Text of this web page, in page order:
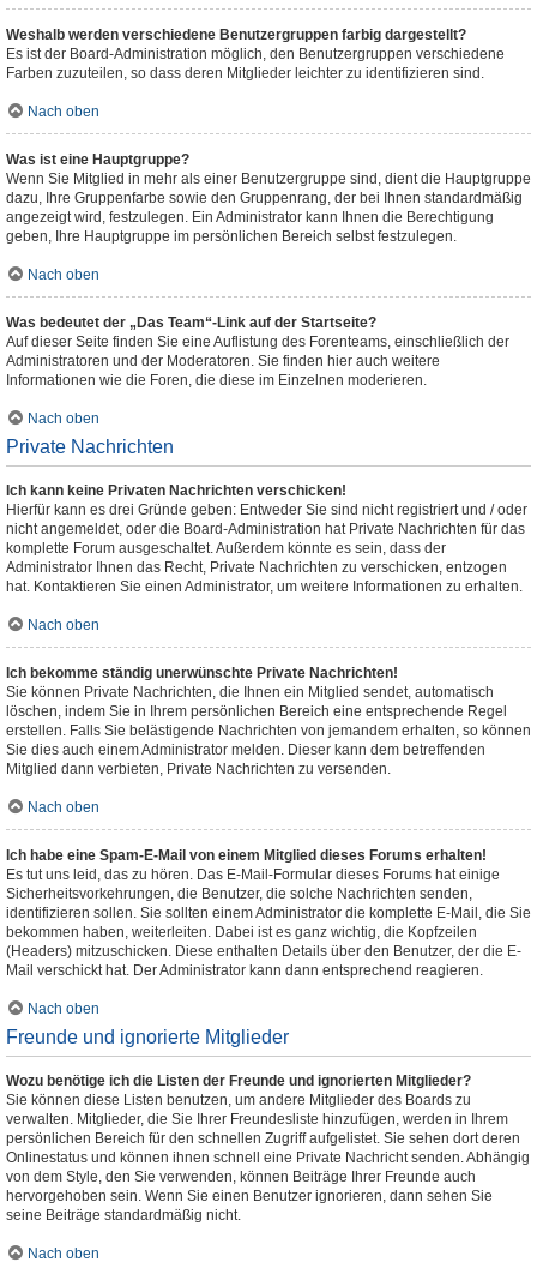
Weshalb werden verschiedene Benutzergruppen farbig dargestellt?
Es ist der Board-Administration möglich, den Benutzergruppen verschiedene
Farben zuzuteilen, so dass deren Mitglieder leichter zu identifizieren sind.
Nach oben
Was ist eine Hauptgruppe?
Wenn Sie Mitglied in mehr als einer Benutzergruppe sind, dient die Hauptgruppe
dazu, Ihre Gruppenfarbe sowie den Gruppenrang, der bei Ihnen standardmäßig
angezeigt wird, festzulegen. Ein Administrator kann Ihnen die Berechtigung
geben, Ihre Hauptgruppe im persönlichen Bereich selbst festzulegen.
Nach oben
Was bedeutet der „Das Team“-Link auf der Startseite?
Auf dieser Seite finden Sie eine Auflistung des Forenteams, einschließlich der
Administratoren und der Moderatoren. Sie finden hier auch weitere
Informationen wie die Foren, die diese im Einzelnen moderieren.
Nach oben
Private Nachrichten
Ich kann keine Privaten Nachrichten verschicken!
Hierfür kann es drei Gründe geben: Entweder Sie sind nicht registriert und / oder
nicht angemeldet, oder die Board-Administration hat Private Nachrichten für das
komplette Forum ausgeschaltet. Außerdem könnte es sein, dass der
Administrator Ihnen das Recht, Private Nachrichten zu verschicken, entzogen
hat. Kontaktieren Sie einen Administrator, um weitere Informationen zu erhalten.
Nach oben
Ich bekomme ständig unerwünschte Private Nachrichten!
Sie können Private Nachrichten, die Ihnen ein Mitglied sendet, automatisch
löschen, indem Sie in Ihrem persönlichen Bereich eine entsprechende Regel
erstellen. Falls Sie belästigende Nachrichten von jemandem erhalten, so können
Sie dies auch einem Administrator melden. Dieser kann dem betreffenden
Mitglied dann verbieten, Private Nachrichten zu versenden.
Nach oben
Ich habe eine Spam-E-Mail von einem Mitglied dieses Forums erhalten!
Es tut uns leid, das zu hören. Das E-Mail-Formular dieses Forums hat einige
Sicherheitsvorkehrungen, die Benutzer, die solche Nachrichten senden,
identifizieren sollen. Sie sollten einem Administrator die komplette E-Mail, die Sie
bekommen haben, weiterleiten. Dabei ist es ganz wichtig, die Kopfzeilen
(Headers) mitzuschicken. Diese enthalten Details über den Benutzer, der die E-
Mail verschickt hat. Der Administrator kann dann entsprechend reagieren.
Nach oben
Freunde und ignorierte Mitglieder
Wozu benötige ich die Listen der Freunde und ignorierten Mitglieder?
Sie können diese Listen benutzen, um andere Mitglieder des Boards zu
verwalten. Mitglieder, die Sie Ihrer Freundesliste hinzufügen, werden in Ihrem
persönlichen Bereich für den schnellen Zugriff aufgelistet. Sie sehen dort deren
Onlinestatus und können ihnen schnell eine Private Nachricht senden. Abhängig
von dem Style, den Sie verwenden, können Beiträge Ihrer Freunde auch
hervorgehoben sein. Wenn Sie einen Benutzer ignorieren, dann sehen Sie
seine Beiträge standardmäßig nicht.
Nach oben